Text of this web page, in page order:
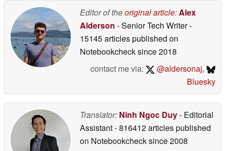
Editor of theoriginal article:Alex
Alderson - Senior Tech Writer-
15145 articles published on
Notebookchecksince 2018
contact me via:
@aldersonaj,
Bluesky
Translator: Ninh Ngoc Duy- Editorial
Assistant- 816412 articles published
on Notebookchecksince 2008